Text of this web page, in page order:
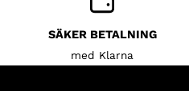
SÄKER BETALNING
med Klarna